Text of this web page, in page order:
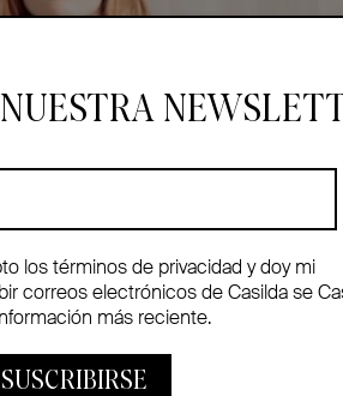
los términos de privacidad y doy mi
correos electrónicos de Casilda se
más reciente.
SUSCRIBIRSE